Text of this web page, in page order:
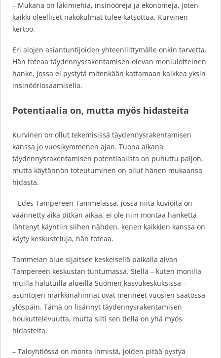
– Mukana on lakimiehiä, insinöörejä ja ekonomeja, joten
kaikki oleelliset näkökulmat tulee katsottua, Kurvinen
kertoo.
Eri alojen asiantuntijoiden yhteenliittymälle onkin tarvetta.
Hän toteaa täydennysrakentamisen olevan moniulotteinen
hanke, jossa ei pystytä mitenkään kattamaan kaikkea yksin
insinööriosaamisella.
Potentiaalia on, mutta myös hidasteita
Kurvinen on ollut tekemisissä täydennysrakentamisen
kanssa jo vuosikymmenen ajan. Tuona aikana
täydennysrakentamisen potentiaalista on puhuttu paljon,
mutta käytännön toteutuminen on ollut hänen mukaansa
hidasta.
– Edes Tampereen Tammelassa, jossa niitä kuvioita on
väännetty aika pitkän aikaa, ei ole niin montaa hanketta
lähtenyt käyntiin siihen nähden, kenen kaikkien kanssa on
käyty keskusteluja, hän toteaa.
Tammelan alue sijaitsee keskeisellä paikalla aivan
Tampereen keskustan tuntumassa. Siellä – kuten monilla
muilla halutuilla alueilla Suomen kasvukeskuksissa –
asuntojen markkinahinnat ovat menneet vuosien saatossa
ylöspäin. Tämä on lisännyt täydennysrakentamisen
houkuttelevuutta, mutta silti sen tiellä on yhä myös
hidasteita.
– Taloyhtiössä on monta ihmistä, joiden pitää pystyä